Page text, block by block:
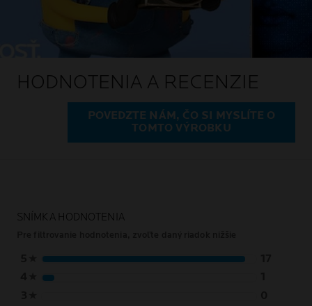
HODNOTENIA A RECENZIE
POVEDZTE NÁM, ČO SI MYSLÍTE O
TOMTO VÝROBKU
SNÍMKA HODNOTENIA